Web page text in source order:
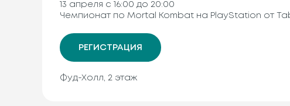
13 апреля с 16:00 до 20:00
Чемпионат по Mortal Kombat на PlayStation от
РЕГИСТРАЦИЯ
Фуд-Холл, 2 этаж